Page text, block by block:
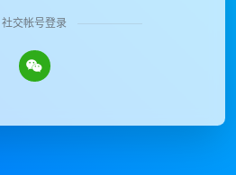
社交帐号登录